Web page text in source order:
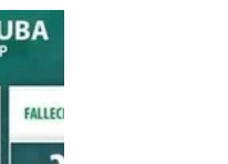
Política